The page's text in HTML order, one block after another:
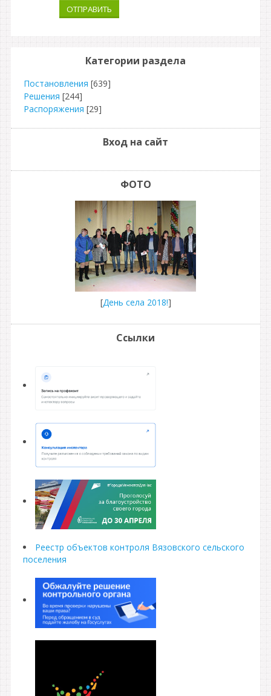
ОТПРАВИТЬ
Категории раздела
Постановления [639]
Решения [244]
Распоряжения [29]
Вход на сайт
ФОТО
[День села 2018!]
Ссылки
Реестр объектов контроля Вязовского сельского
поселения